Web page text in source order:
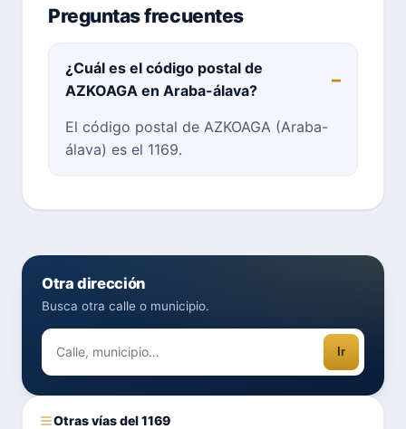
Preguntas frecuentes
¿Cuál es el código postal de
AZKOAGA en Araba-álava?
El código postal de AZKOAGA (Araba-
álava) es el 1169.
Otra dirección
Busca otra calle o municipio.
Ir
Otras vías del 1169